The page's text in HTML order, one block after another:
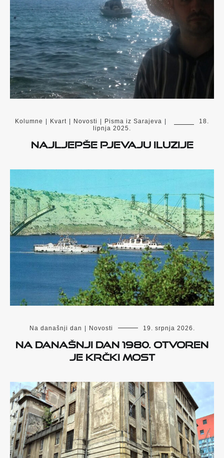
Kolumne Kvart Novosti Pisma iz Sarajeva
18.
lipnja 2025.
Najljepše pjevaju iluzije
Na današnji dan Novosti 19. srpnja 2026.
Na današnji dan 1980. otvoren
je Krčki most